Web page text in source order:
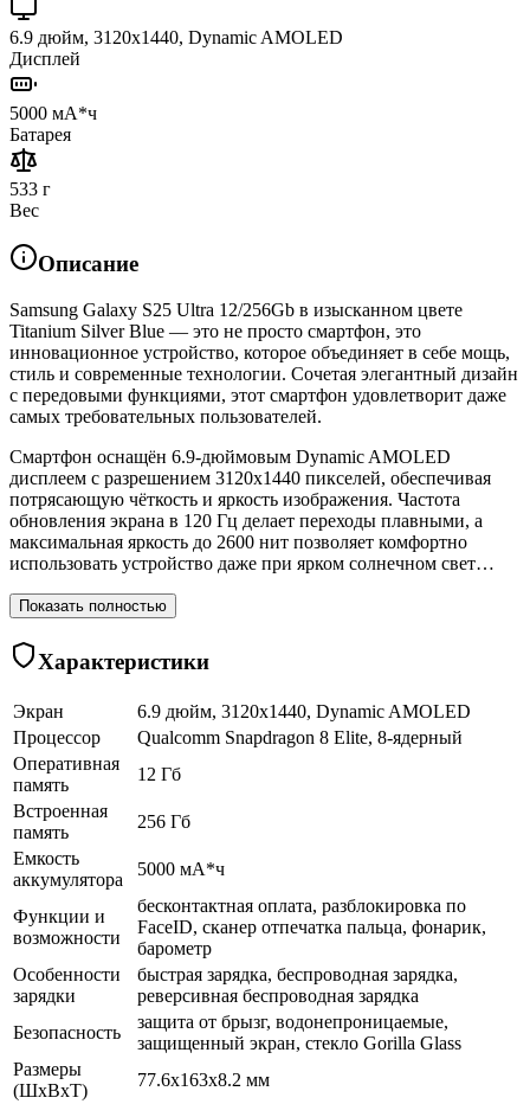
6.9 дюйм, 3120x1440, Dynamic AMOLED
Дисплей
5000 мА*ч
Батарея
533 г
Вес
Описание
Samsung Galaxy S25 Ultra 12/256Gb в изысканном цвете
Titanium Silver Blue — это не просто смартфон, это
инновационное устройство, которое объединяет в себе мощь,
стиль и современные технологии. Сочетая элегантный дизайн
с передовыми функциями, этот смартфон удовлетворит даже
самых требовательных пользователей.
Смартфон оснащён 6.9-дюймовым Dynamic AMOLED
дисплеем с разрешением 3120x1440 пикселей, обеспечивая
потрясающую чёткость и яркость изображения. Частота
обновления экрана в 120 Гц делает переходы плавными, а
максимальная яркость до 2600 нит позволяет комфортно
использовать устройство даже при ярком солнечном свет…
Показать полностью
Характеристики
Экран
6.9 дюйм, 3120x1440, Dynamic AMOLED
Процессор
Qualcomm Snapdragon 8 Elite, 8-ядерный
Оперативная
память
12 Гб
Встроенная
память
256 Гб
Емкость
аккумулятора
5000 мА*ч
Функции и
возможности
бесконтактная оплата, разблокировка по
FaceID, сканер отпечатка пальца, фонарик,
барометр
Особенности
зарядки
быстрая зарядка, беспроводная зарядка,
реверсивная беспроводная зарядка
Безопасность
защита от брызг, водонепроницаемые,
защищенный экран, cтекло Gorilla Glass
Размеры
(ШхВхТ)
77.6x163x8.2 мм